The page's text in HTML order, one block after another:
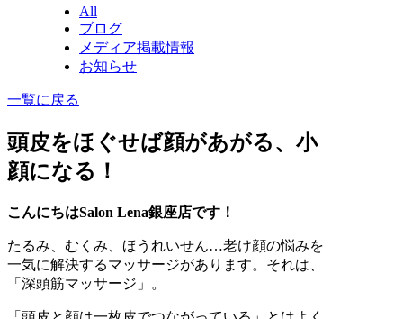
All
ブログ
メディア掲載情報
お知らせ
一覧に戻る
頭皮をほぐせば顔があがる、小
顔になる！
こんにちはSalon Lena銀座店です！
たるみ、むくみ、ほうれいせん…老け顔の悩みを
一気に解決するマッサージがあります。それは、
「深頭筋マッサージ」。